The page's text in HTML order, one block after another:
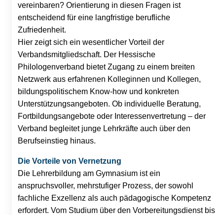
vereinbaren? Orientierung in diesen Fragen ist
entscheidend für eine langfristige berufliche
Zufriedenheit.
Hier zeigt sich ein wesentlicher Vorteil der
Verbandsmitgliedschaft. Der Hessische
Philologenverband bietet Zugang zu einem breiten
Netzwerk aus erfahrenen Kolleginnen und Kollegen,
bildungspolitischem Know-how und konkreten
Unterstützungsangeboten. Ob individuelle Beratung,
Fortbildungsangebote oder Interessenvertretung – der
Verband begleitet junge Lehrkräfte auch über den
Berufseinstieg hinaus.
Die Vorteile von Vernetzung
Die Lehrerbildung am Gymnasium ist ein
anspruchsvoller, mehrstufiger Prozess, der sowohl
fachliche Exzellenz als auch pädagogische Kompetenz
erfordert. Vom Studium über den Vorbereitungsdienst bis